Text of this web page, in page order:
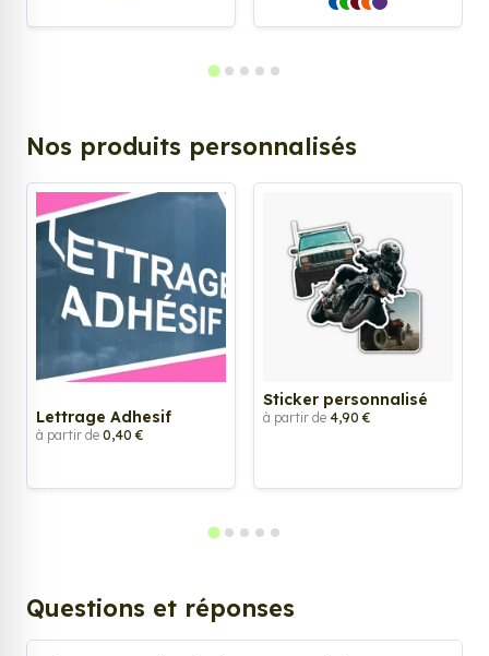
Nos produits personnalisés
Lettrage Adhesif
à partir de 0,40 €
Sticker personnalisé
à partir de 4,90 €
Questions et réponses